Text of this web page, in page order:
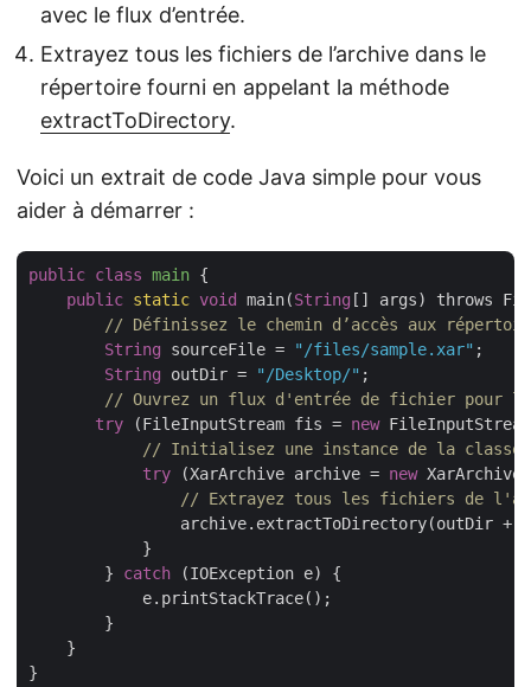
avec le flux d’entrée.
Extrayez tous les fichiers de l’archive dans le
répertoire fourni en appelant la méthode
extractToDirectory.
Voici un extrait de code Java simple pour vous
aider à démarrer :
public class main {
public static void main(String [] args) throws
// Définissez le chemin d’accès aux
String sourceFile = "/files/sample.xar" ;
String outDir = "/Desktop/" ;
// Ouvrez un flux d'entrée de fichier pour
try (FileInputStream fis = new
// Initialisez une instance de la classe
try (XarArchive archive = new
// Extrayez tous les fichiers de
                archive.extractToDirectory(outDir +
            }
        }
catch (IOException e) {
            e.printStackTrace();
        }
    }